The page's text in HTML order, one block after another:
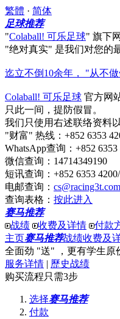
繁體 · 简体
足球推荐
"Colaball! 可乐足球" 旗下
"绝对真实" 是我们对您的
迄立不倒10余年， "从不
Colaball! 可乐足球 官方网
只此一间，提防假冒。
我们只使用右述联络资料
"财富" 热线 ：+852 6353
WhatsApp查询 ：+852
微信查询 ：14714349190
短讯查询 ：+852 6353
电邮查询 ： cs@racing3t.com
查询表格 ： 按此进入
赛马推荐
战绩
收费及详情 付款
主页赛马推荐战绩收费及
全面劲 "送"
，更有学生原
服务详情 | 歷史战绩
购买流程只需3步
选择赛马推荐
付款